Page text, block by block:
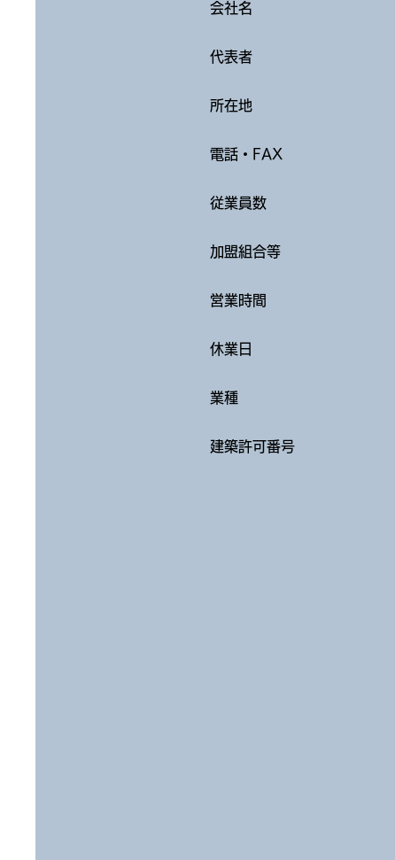
会社名
代表者
所在地
電話・FAX
従業員数
加盟組合等
営業時間
休業日
業種
建築許可番号